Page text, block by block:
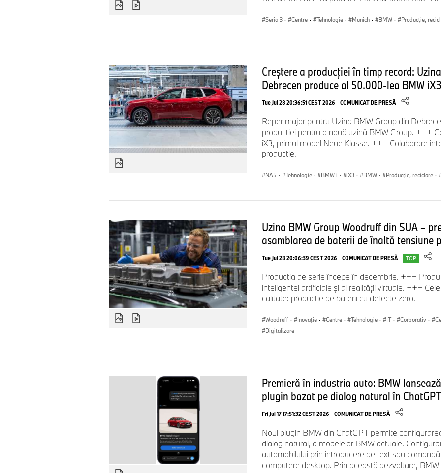
explică principiul "Design pentru circularitate", care implică
Link "Deep Dive Sustainability":https://youtu.be/
Lansarea noului BMW iX3 introduce noul limbaj de design
întreaga gamă de modele. Videoclipul, cu echipa de design
Hooydonk, explică această interpretare modernă a esenţei
contemporană.
Durata: 7:17 minute
Noul design al site-ului corporate BMW Group - casa
Relansareasite-ului BMW Group subliniază inovaţia şi
Noul design web elegant oferă o experienţă îmbunătăţită
precise şi atente dintr-o nouă căutare semantică. O pagină
despre istoriaNeue Klasse, noul BMW iX3 şi tehnologiile noii
Link către site-ul corporate:
Seria 3 · Centre · Tehnologie · Munich · BMW · Producţie,
Creștere a producției în timp record:
Debrecen produce al 50.000-lea BMW iX3
Tue Jul 28 20:36:51 CEST 2026 COMUNICAT DE PRESĂ
Reper major pentru Uzina BMW Group din
producției pentru o nouă uzină BMW Group. +++
iX3, primul model Neue Klasse. +++ Colaborare
producție.
NA5 · Tehnologie · BMW i · iX3 · BMW · Producţie, reciclare ·
Uzina BMW Group Woodruff din SUA –
asamblarea de baterii de înaltă tensiune
Tue Jul 28 20:06:39 CEST 2026 COMUNICAT DE PRESĂ TOP
Producția de serie începe în decembrie. +++
inteligenței artificiale și al realității virtuale. +++
calitate: producție de baterii cu defecte zero.
Woodruff · Inovaţie · Centre · Tehnologie · IT · Corporativ ·
Digitalizare
Premieră în industria auto: BMW
plugin bazat pe dialog natural în
Fri Jul 17 17:51:32 CEST 2026 COMUNICAT DE PRESĂ
Noul plugin BMW din ChatGPT permite
dialog natural, a modelelor BMW actuale.
automobilului prin introducere de text sau
computere desktop. Prin această dezvoltare,